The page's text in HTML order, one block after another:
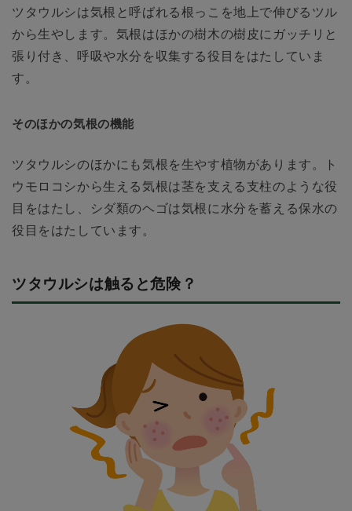
ツタウルシは気根と呼ばれる根っこを地上で伸びるツル
から生やします。気根はほかの樹木の樹皮にガッチリと
張り付き、呼吸や水分を収集する役目をはたしていま
す。
そのほかの気根の機能
ツタウルシのほかにも気根を生やす植物があります。ト
ウモロコシから生える気根は茎を支える支柱のような役
目をはたし、シダ類のヘゴは気根に水分を蓄える保水の
役目をはたしています。
ツタウルシは触ると危険？